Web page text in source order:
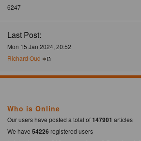
6247
Last Post:
Mon 15 Jan 2024, 20:52
Richard Oud
Who is Online
Our users have posted a total of147901 articles
We have 54226 registered users